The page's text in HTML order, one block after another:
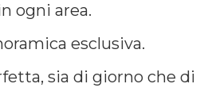
ogni area.
esclusiva.
sia di giorno che